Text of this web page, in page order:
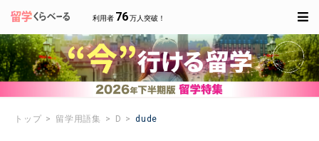
利用者 76万人突破！
トップ 留学用語集 D dude